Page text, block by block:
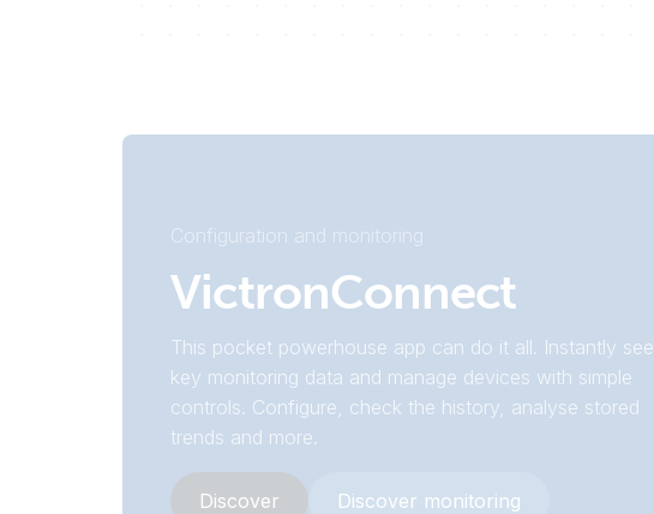
Configuration and monitoring
VictronConnect
This pocket powerhouse app can do it all. Instantly see
key monitoring data and manage devices with simple
controls. Configure, check the history, analyse stored
trends and more.
Discover Discover monitoring